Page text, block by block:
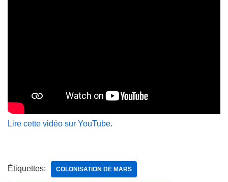
Lire cette vidéo sur YouTube.
Étiquettes: COLONISATION DE MARS